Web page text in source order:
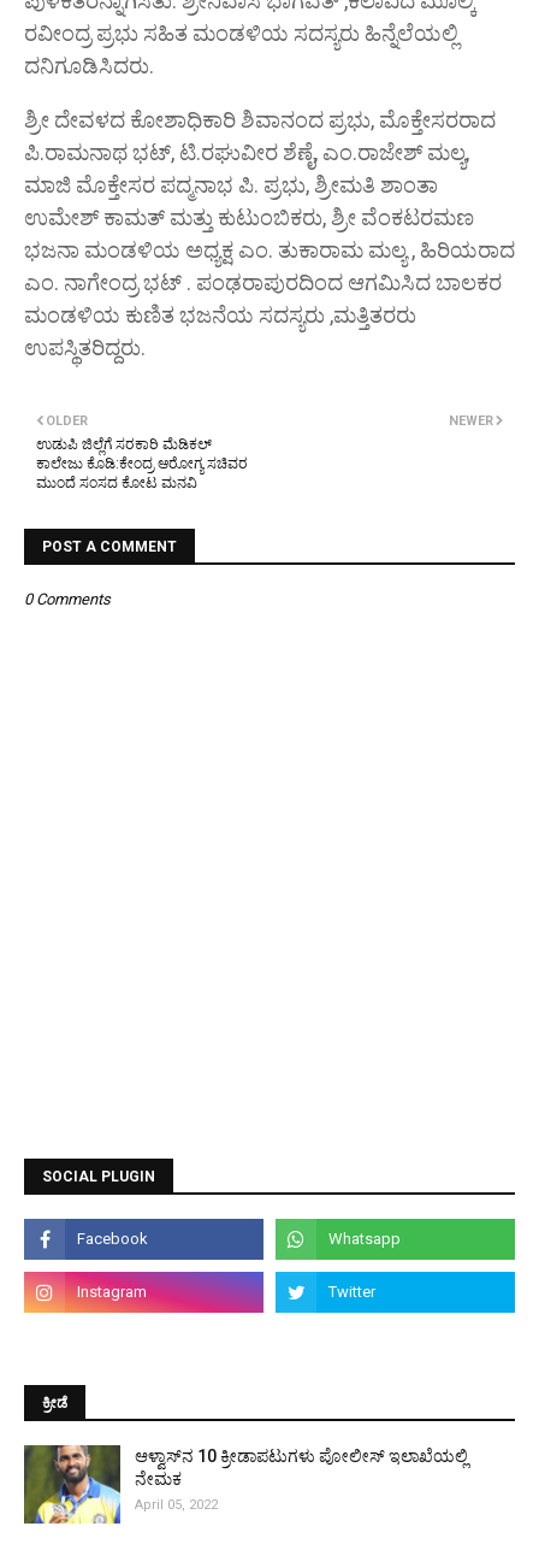
ರವೀಂದ್ರ ಪ್ರಭು ಸಹಿತ ಮಂಡಳಿಯ ಸದಸ್ಯರು ಹಿನ್ನೆಲೆಯಲ್ಲಿ
ದನಿಗೂಡಿಸಿದರು.
ಶ್ರೀ ದೇವಳದ ಕೋಶಾಧಿಕಾರಿ ಶಿವಾನಂದ ಪ್ರಭು, ಮೊಕ್ತೇಸರರಾದ
ಪಿ.ರಾಮನಾಥ ಭಟ್, ಟಿ.ರಘುವೀರ ಶೆಣೈ, ಎಂ.ರಾಜೇಶ್ ಮಲ್ಯ,
ಮಾಜಿ ಮೊಕ್ತೇಸರ ಪದ್ಮನಾಭ ಪಿ. ಪ್ರಭು, ಶ್ರೀಮತಿ ಶಾಂತಾ
ಉಮೇಶ್ ಕಾಮತ್ ಮತ್ತು ಕುಟುಂಬಿಕರು, ಶ್ರೀ ವೆಂಕಟರಮಣ
ಭಜನಾ ಮಂಡಳಿಯ ಅಧ್ಯಕ್ಷ ಎಂ. ತುಕಾರಾಮ ಮಲ್ಯ , ಹಿರಿಯರಾದ
ಎಂ. ನಾಗೇಂದ್ರ ಭಟ್ . ಪಂಢರಾಪುರದಿಂದ ಆಗಮಿಸಿದ ಬಾಲಕರ
ಮಂಡಳಿಯ ಕುಣಿತ ಭಜನೆಯ ಸದಸ್ಯರು ,ಮತ್ತಿತರರು
ಉಪಸ್ಥಿತರಿದ್ದರು.
NEWER
OLDER
ಉಡುಪಿ ಜಿಲ್ಲೆಗೆ ಸರಕಾರಿ ಮೆಡಿಕಲ್
ಕಾಲೇಜು ಕೊಡಿ:ಕೇಂದ್ರ ಆರೋಗ್ಯ ಸಚಿವರ
ಮುಂದೆ ಸಂಸದ ಕೋಟ ಮನವಿ
POST A COMMENT
0 Comments
SOCIAL PLUGIN
ಕ್ರೀಡೆ
ಆಳ್ವಾಸ್‌ನ 10 ಕ್ರೀಡಾಪಟುಗಳು ಪೋಲೀಸ್ ಇಲಾಖೆಯಲ್ಲಿ
ನೇಮಕ
April 05, 2022